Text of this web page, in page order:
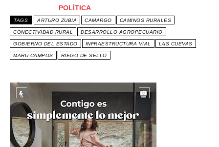
POLÍTICA
TAGS ARTURO ZUBIA CAMARGO CAMINOS RURALES
CONECTIVIDAD RURAL DESARROLLO AGROPECUARIO
GOBIERNO DEL ESTADO INFRAESTRUCTURA VIAL LAS CUEVAS
MARU CAMPOS RIEGO DE SELLO